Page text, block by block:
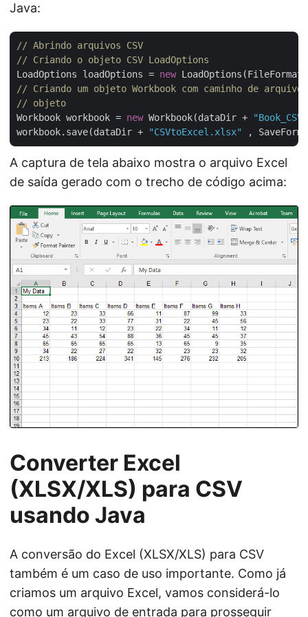
Java:
// Abrindo arquivos CSV
// Criando o objeto CSV LoadOptions
LoadOptions loadOptions = new
// Criando um objeto Workbook com caminho de arquivo
// objeto
Workbook workbook = new Workbook(dataDir +
workbook.save(dataDir +
"CSVtoExcel.xlsx"
A captura de tela abaixo mostra o arquivo Excel
de saída gerado com o trecho de código acima:
Converter Excel
(XLSX/XLS) para CSV
usando Java
A conversão do Excel (XLSX/XLS) para CSV
também é um caso de uso importante. Como já
criamos um arquivo Excel, vamos considerá-lo
como um arquivo de entrada para prosseguir